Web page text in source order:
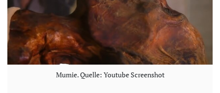
Mumie. Quelle: Youtube Screenshot